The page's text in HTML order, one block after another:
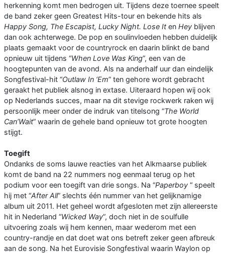
herkenning komt men bedrogen uit. Tijdens deze toernee speelt
de band zeker geen Greatest Hits-tour en bekende hits als
Happy Song, The Escapist, Lucky Night. Lose It en Hey blijven
dan ook achterwege. De pop en soulinvloeden hebben duidelijk
plaats gemaakt voor de countryrock en daarin blinkt de band
opnieuw uit tijdens “When Love Was King”, een van de
hoogtepunten van de avond. Als na anderhalf uur dan eindelijk
Songfestival-hit “Outlaw In ‘Em” ten gehore wordt gebracht
geraakt het publiek alsnog in extase. Uiteraard hopen wij ook
op Nederlands succes, maar na dit stevige rockwerk raken wij
persoonlijk meer onder de indruk van titelsong “The World
Can’Wait” waarin de gehele band opnieuw tot grote hoogten
stijgt.
Toegift
Ondanks de soms lauwe reacties van het Alkmaarse publiek
komt de band na 22 nummers nog eenmaal terug op het
podium voor een toegift van drie songs. Na “Paperboy “ speelt
hij met “After All” slechts één nummer van het gelijknamige
album uit 2011. Het geheel wordt afgesloten met zijn allereerste
hit in Nederland “Wicked Way”, doch niet in de soulfulle
uitvoering zoals wij hem kennen, maar wederom met een
country-randje en dat doet wat ons betreft zeker geen afbreuk
aan de song. Na het Eurovisie Songfestival waarin Waylon op